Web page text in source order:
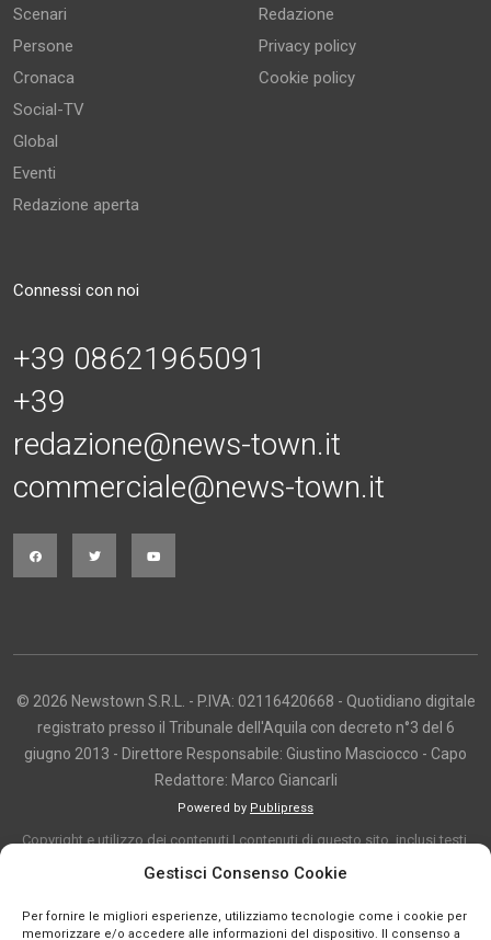
Gestisci Consenso Cookie
Per fornire le migliori esperienze, utilizziamo tecnologie come i cookie per
memorizzare e/o accedere alle informazioni del dispositivo. Il consenso a
Scenari
Persone
Cronaca
Social-TV
Global
Eventi
Redazione aperta
Redazione
Privacy policy
Cookie policy
Connessi con noi
+39 08621965091
+39
redazione@news-town.it
commerciale@news-town.it
© 2026 Newstown S.R.L. - P.IVA: 02116420668 - Quotidiano digitale
registrato presso il Tribunale dell'Aquila con decreto n°3 del 6
giugno 2013 - Direttore Responsabile: Giustino Masciocco - Capo
Redattore: Marco Giancarli
Powered by Publipress
Copyright e utilizzo dei contenuti I contenuti di questo sito, inclusi testi,
articoli, immagini, fotografie, video e grafica, sono protetti da copyright e
indicazione. La riproduzione totale o parziale dei contenuti è consentita